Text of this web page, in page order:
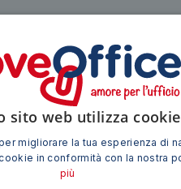
Siamo presenti su
sito web utilizza cookie
migliorare la tua esperienza di
in conformità con la nostra
più